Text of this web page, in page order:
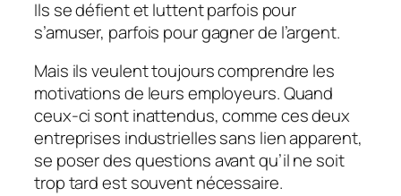
Ils se défient et luttent parfois pour
s’amuser, parfois pour gagner de l’argent.
Mais ils veulent toujours comprendre les
motivations de leurs employeurs. Quand
ceux-ci sont inattendus, comme ces deux
entreprises industrielles sans lien apparent,
se poser des questions avant qu’il ne soit
trop tard est souvent nécessaire.